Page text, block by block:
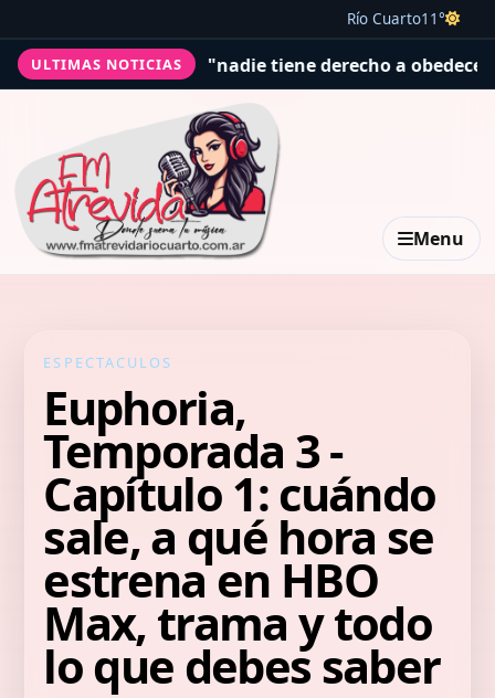
Río Cuarto11°
ULTIMAS NOTICIAS
que "nadie tiene derecho a obedecer" San
Menu
ESPECTACULOS
Euphoria,
Temporada 3 -
Capítulo 1: cuándo
sale, a qué hora se
estrena en HBO
Max, trama y todo
lo que debes saber